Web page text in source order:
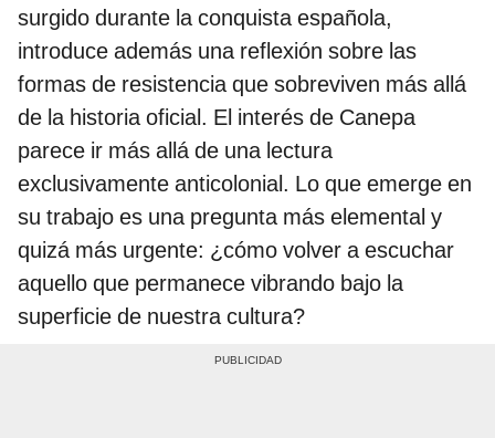
surgido durante la conquista española,
introduce además una reflexión sobre las
formas de resistencia que sobreviven más allá
de la historia oficial. El interés de Canepa
parece ir más allá de una lectura
exclusivamente anticolonial. Lo que emerge en
su trabajo es una pregunta más elemental y
quizá más urgente: ¿cómo volver a escuchar
aquello que permanece vibrando bajo la
superficie de nuestra cultura?